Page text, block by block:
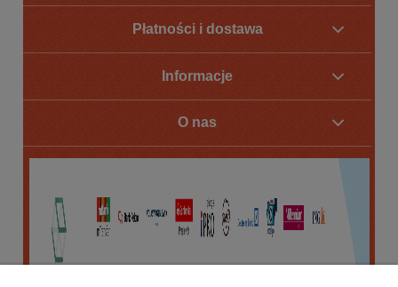
Płatności i dostawa
Informacje
O nas